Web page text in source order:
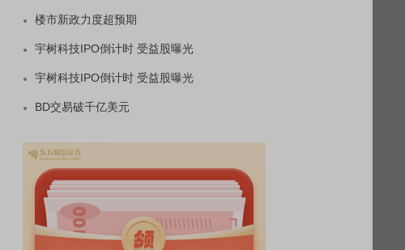
楼市新政力度超预期
宇树科技IPO倒计时 受益股曝光
宇树科技IPO倒计时 受益股曝光
BD交易破千亿美元